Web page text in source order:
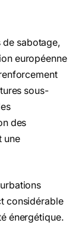
de sabotage,
européenne
sous-
des
une
considérable
énergétique.